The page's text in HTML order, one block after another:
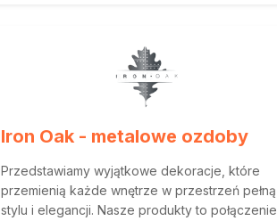
Iron Oak - metalowe ozdoby
Przedstawiamy wyjątkowe dekoracje, które
przemienią każde wnętrze w przestrzeń pełną
stylu i elegancji. Nasze produkty to połączenie